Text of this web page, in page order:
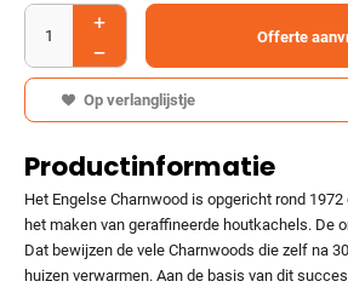
Offerte
Op verlanglijstje
Productinformatie
Het Engelse Charnwood is opgericht rond
het maken van geraffineerde houtkachels. De
Dat bewijzen de vele Charnwoods die zelf na
huizen verwarmen. Aan de basis van dit